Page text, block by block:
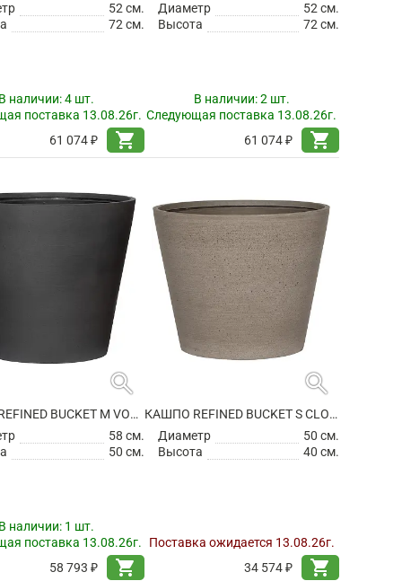
52 см.
72 см.
наличии:4 шт.
поставка 13.08.26г.
61 074 ₽
shopping_cart
Диаметр
52 см.
Высота
72 см.
В наличии:2 шт.
Следующая поставка 13.08.26г.
61 074 ₽
shopping_cart
search
КАШПО REFINED BUCKET M VOLCANO BLACK
58 см.
50 см.
наличии: 1 шт.
поставка 13.08.26г.
58 793 ₽
shopping_cart
search
КАШПО REFINED BUCKET S CLOUDED GREY
Диаметр
50 см.
Высота
40 см.
Поставка ожидается 13.08.26г.
34 574 ₽
shopping_cart